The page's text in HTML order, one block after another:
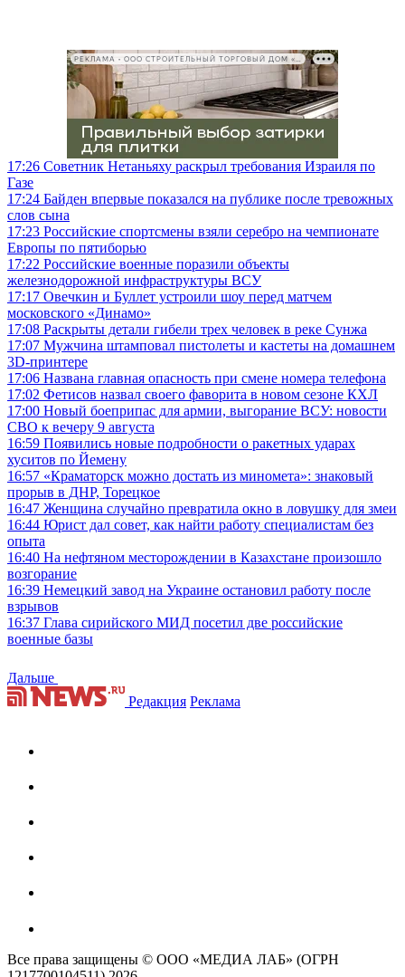
17:26 Советник Нетаньяху раскрыл требования Израиля по
Газе
17:24 Байден впервые показался на публике после тревожных
слов сына
17:23 Российские спортсмены взяли серебро на чемпионате
Европы по пятиборью
17:22 Российские военные поразили объекты
железнодорожной инфраструктуры ВСУ
17:17 Овечкин и Буллет устроили шоу перед матчем
московского «Динамо»
17:08 Раскрыты детали гибели трех человек в реке Сунжа
17:07 Мужчина штамповал пистолеты и кастеты на домашнем
3D-принтере
17:06 Названа главная опасность при смене номера телефона
17:02 Фетисов назвал своего фаворита в новом сезоне КХЛ
17:00 Новый боеприпас для армии, выгорание ВСУ: новости
СВО к вечеру 9 августа
16:59 Появились новые подробности о ракетных ударах
хуситов по Йемену
16:57 «Краматорск можно достать из миномета»: знаковый
прорыв в ДНР, Торецкое
16:47 Женщина случайно превратила окно в ловушку для змеи
16:44 Юрист дал совет, как найти работу специалистам без
опыта
16:40 На нефтяном месторождении в Казахстане произошло
возгорание
16:39 Немецкий завод на Украине остановил работу после
взрывов
16:37 Глава сирийского МИД посетил две российские
военные базы
Дальше
Редакция Реклама
Все права защищены © ООО «МЕДИА ЛАБ» (ОГРН